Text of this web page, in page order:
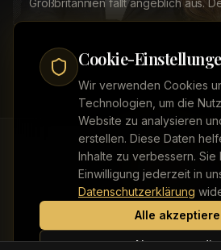
Cookie-
Wir verwenden Cookies
Technologien, um die
Website zu analysieren
erstellen. Diese Daten
Inhalte zu verbessern. Sie
Einwilligung jederzeit in
Datenschutzerklärung
Alle
Nur
Großbritannien fällt angeblich aus.
Grundstück, das die beiden US-
KontaktImpressumDatenschutz